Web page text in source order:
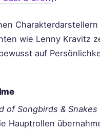
wie Lenny Kravitz
auf
of Songbirds & Snakes
Hauptrollen